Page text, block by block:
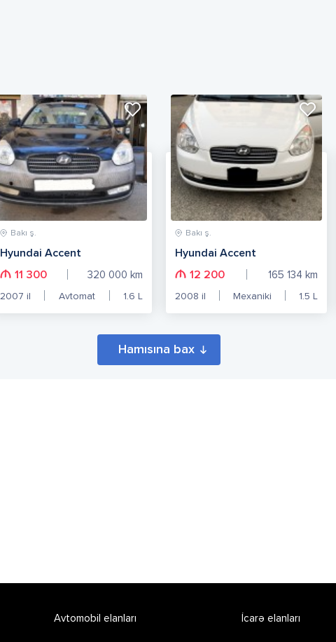
Bakı ş.
Hyundai Accent
11 300
320 000 km
2007 il Avtomat 1.6 L
Bakı ş.
Hyundai Accent
12 200
165 134 km
2008 il Mexaniki 1.5 L
Hamısına bax
Avtomobil elanları İcarə elanları